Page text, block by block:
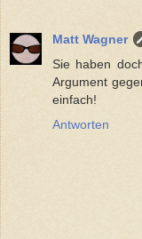
Matt Wagner
Sie haben
Argument
einfach!
Antworten